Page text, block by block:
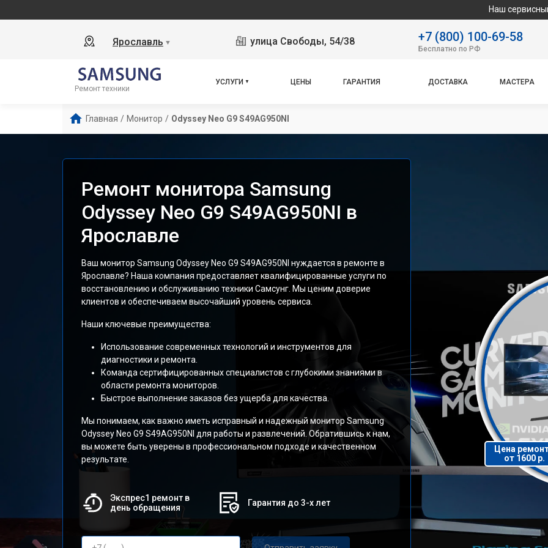
Наш сервисный центр
Ярославль ▼ улица Свободы, 54/38 +7 (800) 100-69-58
Бесплатно по РФ
Ремонт техники
УСЛУГИ ЦЕНЫ ГАРАНТИЯ ДОСТАВКА МАСТЕРА
Главная / Монитор / Odyssey Neo G9 S49AG950NI
Ремонт монитора Samsung
Odyssey Neo G9 S49AG950NI в
Ярославле
Ваш монитор Samsung Odyssey Neo G9 S49AG950NI нуждается в ремонте в
Ярославле? Наша компания предоставляет квалифицированные услуги по
восстановлению и обслуживанию техники Самсунг. Мы ценим доверие
клиентов и обеспечиваем высочайший уровень сервиса.
Наши ключевые преимущества:
Использование современных технологий и инструментов для
диагностики и ремонта.
Команда сертифицированных специалистов с глубокими знаниями в
области ремонта мониторов.
Быстрое выполнение заказов без ущерба для качества.
Мы понимаем, как важно иметь исправный и надежный монитор Samsung
Odyssey Neo G9 S49AG950NI для работы и развлечений. Обратившись к нам,
вы можете быть уверены в профессиональном подходе и качественном
результате.
Экспрес1 ремонт в
день обращения
Гарантия до 3-х лет
Цена
от 1600 р.